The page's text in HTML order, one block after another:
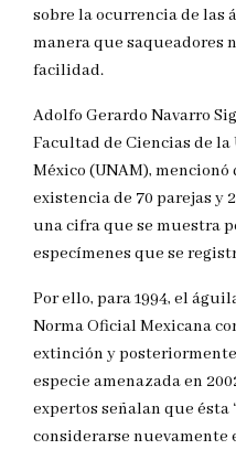
sobre la ocurrencia de las
manera que saqueadores
facilidad.
Adolfo Gerardo Navarro
Facultad de Ciencias de
México (UNAM),
existencia de 70 parejas y
una cifra que se muestra
especímenes que se
Por ello, para 1994, el
Norma Oficial Mexicana
extinción y
especie amenazada en
expertos señalan que ésta
considerarse nuevamente